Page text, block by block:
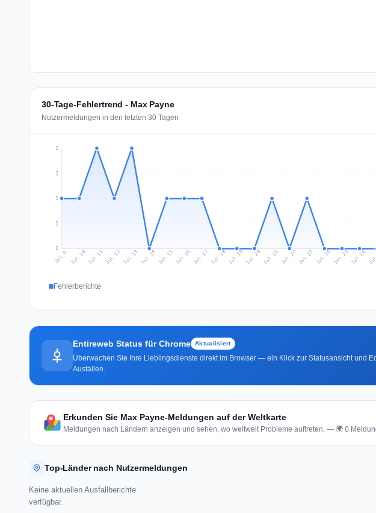
30-Tage-Fehlertrend - Max Payne
Nutzermeldungen in den letzten 30 Tagen
0
1
1
2
2
Jul 9 Jul 10 Jul 11Jul 12Jul 13 Jul 14 Jul 15 Jul 16 Jul 17 Jul 18Jul 19 Jul 20 Jul 21 Jul 22 Jul 23 Jul 24 Jul 25 Jul 26
Fehlerberichte
Entireweb Status für Chrome Aktualisiert
Überwachen Sie Ihre Lieblingsdienste direkt im Browser — ein Klick zur Statusansicht und
Ausfällen.
Erkunden Sie Max Payne-Meldungen auf der Weltkarte
Meldungen nach Ländern anzeigen und sehen, wo weltweit Probleme auftreten. — 🌍 0
Top-Länder nach Nutzermeldungen
Keine aktuellen Ausfallberichte
verfügbar.